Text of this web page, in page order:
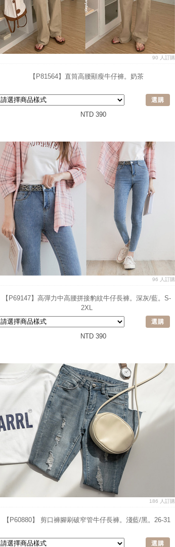
90 人訂購
【P81564】直筒高腰顯瘦牛仔褲。奶茶
選購
NTD 390
96 人訂購
【P69147】高彈力中高腰拼接豹紋牛仔長褲。深灰/藍。S-
2XL
選購
NTD 390
186 人訂購
【P60880】 剪口褲腳刷破窄管牛仔長褲。淺藍/黑。26-31
選購